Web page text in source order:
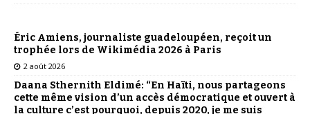
Éric Amiens, journaliste guadeloupéen, reçoit un
trophée lors de Wikimédia 2026 à Paris
2 août 2026
Daana Sthernith Eldimé: “En Haïti, nous partageons
cette même vision d’un accès démocratique et ouvert à
la culture c’est pourquoi, depuis 2020, je me suis